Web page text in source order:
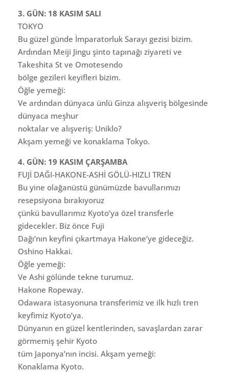
3. GÜN: 18 KASIM SALI
TOKYO
Bu güzel günde İmparatorluk Sarayı gezisi bizim.
Ardından Meiji Jingu şinto tapınağı ziyareti ve
Takeshita St ve Omotesendo
bölge gezileri keyifleri bizim.
Öğle yemeği:
Ve ardından dünyaca ünlü Ginza alışveriş bölgesinde
dünyaca meşhur
noktalar ve alışveriş: Uniklo?
Akşam yemeği ve konaklama Tokyo.
4. GÜN: 19 KASIM ÇARŞAMBA
FUJİ DAĞI-HAKONE-ASHİ GÖLÜ-HIZLI TREN
Bu yine olağanüstü günümüzde bavullarımızı
resepsiyona bırakıyoruz
çünkü bavullarımız Kyoto’ya özel transferle
gidecekler. Biz önce Fuji
Dağı’nın keyfini çıkartmaya Hakone’ye gideceğiz.
Oshino Hakkai.
Öğle yemeği:
Ve Ashi gölünde tekne turumuz.
Hakone Ropeway.
Odawara istasyonuna transferimiz ve ilk hızlı tren
keyfimiz Kyoto’ya.
Dünyanın en güzel kentlerinden, savaşlardan zarar
görmemiş şehir Kyoto
tüm Japonya’nın incisi. Akşam yemeği:
Konaklama Kyoto.